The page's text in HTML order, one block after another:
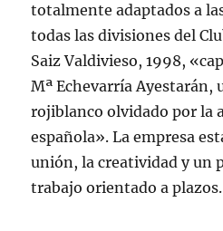
totalmente adaptados a
todas las divisiones del
Saiz Valdivieso, 1998,
Mª Echevarría Ayestarán,
rojiblanco olvidado por la
española». La empresa
unión, la creatividad y un
trabajo orientado a plazos.